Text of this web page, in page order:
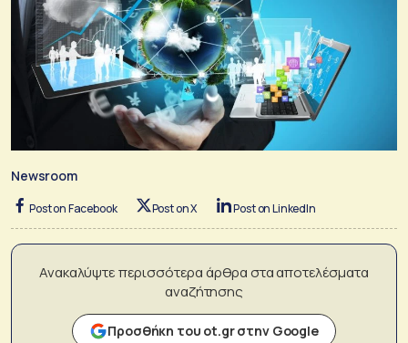
Newsroom
Post on Facebook Post on X Post on LinkedIn
Ανακαλύψτε περισσότερα άρθρα στα αποτελέσματα
αναζήτησης
Προσθήκη του ot.gr στην Google